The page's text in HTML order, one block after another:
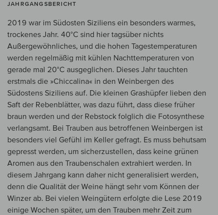
JAHRGANGSBERICHT
2019 war im Südosten Siziliens ein besonders warmes,
trockenes Jahr. 40°C sind hier tagsüber nichts
Außergewöhnliches, und die hohen Tagestemperaturen
werden regelmäßig mit kühlen Nachttemperaturen von
gerade mal 20°C ausgeglichen. Dieses Jahr tauchten
erstmals die »Chiccalina« in den Weinbergen des
Südostens Siziliens auf. Die kleinen Grashüpfer lieben den
Saft der Rebenblätter, was dazu führt, dass diese früher
braun werden und der Rebstock folglich die Fotosynthese
verlangsamt. Bei Trauben aus betroffenen Weinbergen ist
besonders viel Gefühl im Keller gefragt. Es muss behutsam
gepresst werden, um sicherzustellen, dass keine grünen
Aromen aus den Traubenschalen extrahiert werden. In
diesem Jahrgang kann daher nicht generalisiert werden,
denn die Qualität der Weine hängt sehr vom Können der
Winzer ab. Bei vielen Weingütern erfolgte die Lese 2019
einige Wochen später, um den Trauben mehr Zeit zum